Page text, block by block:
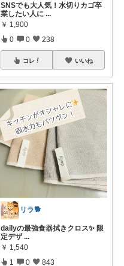
SNSでも大人気！水切りカゴ卒
業したい人に ...
￥ 1,900
0 0 238
コレ いいね
リラ🐕
dailyの最強食器拭きクロス✨ 限
定デザ ...
￥ 1,540
1 0 843